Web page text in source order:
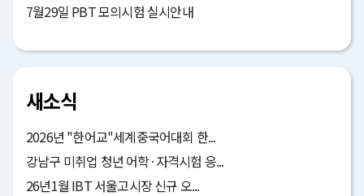
7월29일 PBT 모의시험 실시안내
새소식
2026년 "한어교"세계중국어대회 한...
강남구 미취업 청년 어학·자격시험 응...
26년1월 IBT 서울고시장 신규 오...